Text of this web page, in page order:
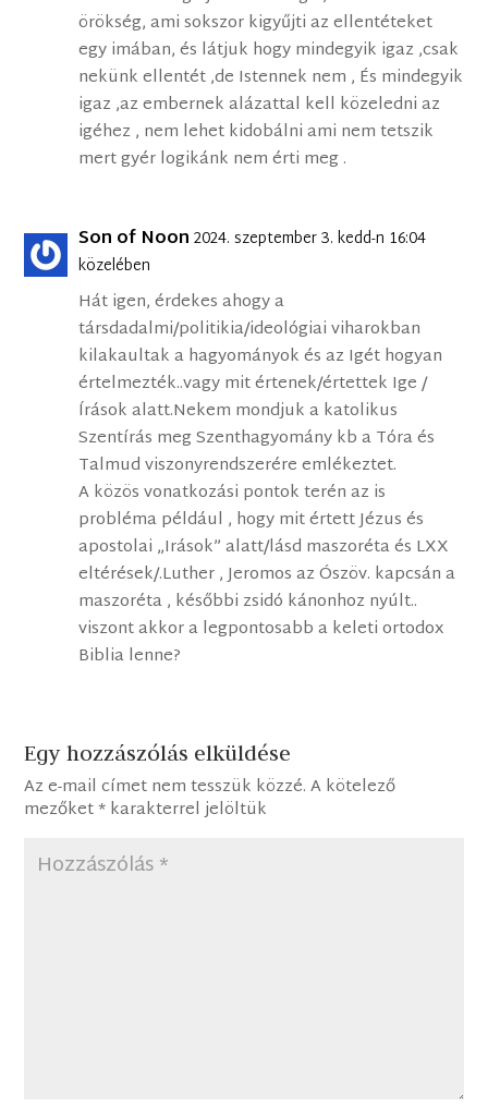
örökség, ami sokszor kigyűjti az ellentéteket
egy imában, és látjuk hogy mindegyik igaz ,csak
nekünk ellentét ,de Istennek nem , És mindegyik
igaz ,az embernek alázattal kell közeledni az
igéhez , nem lehet kidobálni ami nem tetszik
mert gyér logikánk nem érti meg .
Son of Noon 2024. szeptember 3. kedd-n 16:04
közelében
Hát igen, érdekes ahogy a
társdadalmi/politikia/ideológiai viharokban
kilakaultak a hagyományok és az Igét hogyan
értelmezték..vagy mit értenek/értettek Ige /
Írások alatt.Nekem mondjuk a katolikus
Szentírás meg Szenthagyomány kb a Tóra és
Talmud viszonyrendszerére emlékeztet.
A közös vonatkozási pontok terén az is
probléma például , hogy mit értett Jézus és
apostolai „Irások” alatt/lásd maszoréta és LXX
eltérések/.Luther , Jeromos az Ószöv. kapcsán a
maszoréta , későbbi zsidó kánonhoz nyúlt..
viszont akkor a legpontosabb a keleti ortodox
Biblia lenne?
Egy hozzászólás elküldése
Az e-mail címet nem tesszük közzé. A kötelező
mezőket*karakterrel jelöltük